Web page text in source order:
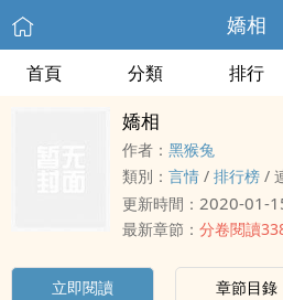
嬌相
首頁 分類 排行
嬌相
作者： 黑猴兔
類別： 言情 / 排行榜 /
更新時間： 2020-01-
最新章節： 分卷閱讀
立即閱讀 章節目錄